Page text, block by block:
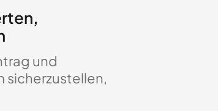
und
sicherzustellen,